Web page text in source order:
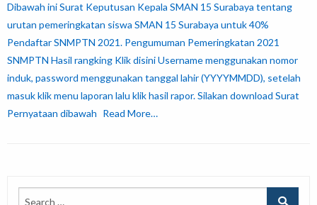
Dibawah ini Surat Keputusan Kepala SMAN 15 Surabaya tentang
urutan pemeringkatan siswa SMAN 15 Surabaya untuk 40%
Pendaftar SNMPTN 2021. Pengumuman Pemeringkatan 2021
SNMPTN Hasil rangking Klik disini Username menggunakan nomor
induk, password menggunakan tanggal lahir (YYYYMMDD), setelah
masuk klik menu laporan lalu klik hasil rapor. Silakan download Surat
Pernyataan dibawah Read More…